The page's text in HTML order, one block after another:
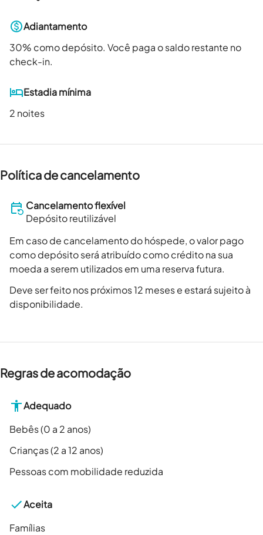
Adiantamento
30% como depósito. Você paga o saldo restante no
check-in.
Estadia mínima
2 noites
Política de cancelamento
Cancelamento flexível
Depósito reutilizável
Em caso de cancelamento do hóspede, o valor pago
como depósito será atribuído como crédito na sua
moeda a serem utilizados em uma reserva futura.
Deve ser feito nos próximos 12 meses e estará sujeito à
disponibilidade.
Regras de acomodação
Adequado
Bebês (0 a 2 anos)
Crianças (2 a 12 anos)
Pessoas com mobilidade reduzida
Aceita
Famílias